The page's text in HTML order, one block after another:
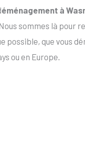
éménagement à
sommes là pour
possible, que vous
ou en Europe.